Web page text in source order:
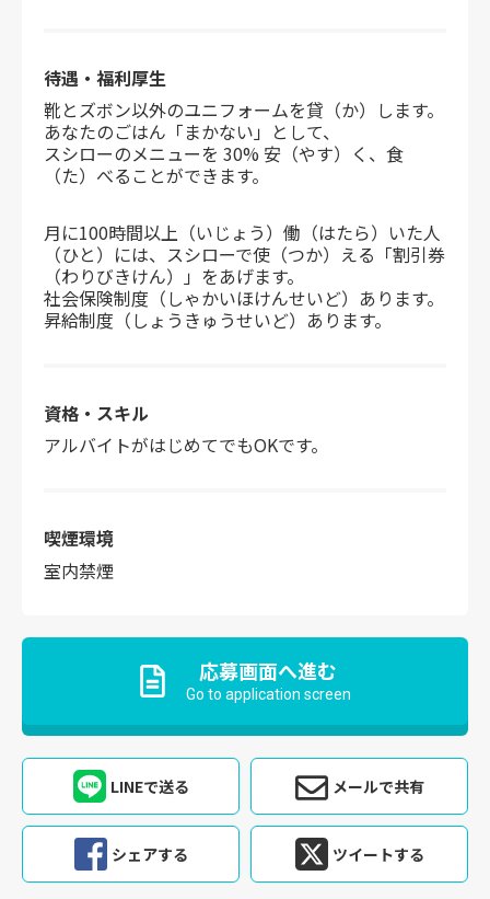
待遇・福利厚生
靴とズボン以外のユニフォームを貸（か）します。
あなたのごはん「まかない」として、
スシローのメニューを 30% 安（やす）く、食
（た）べることができます。
月に100時間以上（いじょう）働（はたら）いた人
（ひと）には、スシローで使（つか）える「割引券
（わりびきけん）」をあげます。
社会保険制度（しゃかいほけんせいど）あります。
昇給制度（しょうきゅうせいど）あります。
資格・スキル
アルバイトがはじめてでもOKです。
喫煙環境
室内禁煙
応募画面へ進む
Go to application screen
LINEで送る メールで共有
シェアする ツイートする